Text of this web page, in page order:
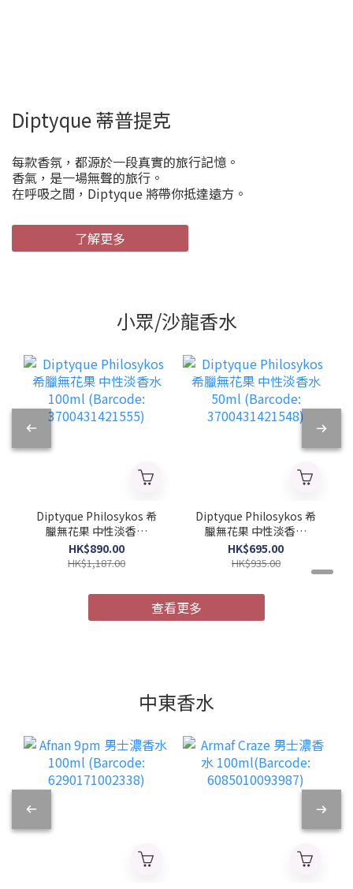
Diptyque 蒂普提克
每款香氛，都源於一段真實的旅行記憶。
香氣，是一場無聲的旅行。
在呼吸之間，Diptyque 將帶你抵達遠方。
了解更多
小眾/沙龍香水
Diptyque Philosykos 希
臘無花果 中性淡香水
100ml (Barcode:
3700431421555)
HK$890.00
HK$1,187.00
Diptyque Philosykos 希
臘無花果 中性淡香水
50ml (Barcode:
3700431421548)
HK$695.00
HK$935.00
查看更多
中東香水